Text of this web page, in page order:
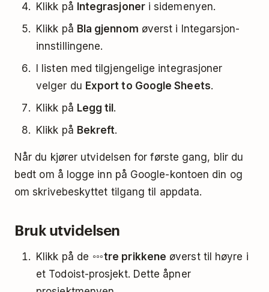
Klikk på Integrasjoneri sidemenyen.
Klikk på Bla gjennom øverst i Integarsjon-
innstillingene.
I listen med tilgjengelige integrasjoner
velger du Export to Google Sheets.
Klikk på Legg til .
Klikk på Bekreft.
Når du kjører utvidelsen for første gang, blir du
bedt om å logge inn på Google-kontoen din og
om skrivebeskyttet tilgang til appdata.
Bruk utvidelsen
Klikk på de tre prikkene øverst til høyre i
et Todoist-prosjekt. Dette åpner